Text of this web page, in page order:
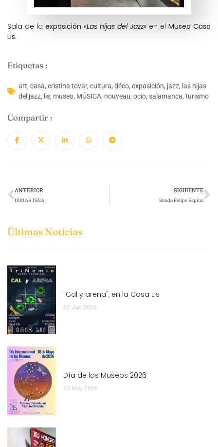
Últimas Noticias
"Cal y arena", en la Casa Lis
02 Jun 2026
Día de los Museos 2026
13 May 2026
Sala de la exposición «Las hijas del Jazz» en el Museo Casa
Lis.
Etiquetas :
art, casa, cristina tovar, cultura, déco, exposición, jazz, las hijas
del jazz, lis, museo, MÚSICA, nouveau, ocio, salamanca, turismo
Compartir :
ANTERIOR
DUO ARTESA
SIGUIENTE
Banda Felipe Espino